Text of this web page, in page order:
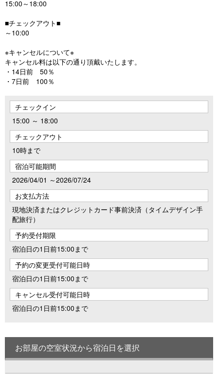
15:00～18:00
■チェックアウト■
～10:00
※キャンセルについて※
キャンセル料は以下の通り頂戴いたします。
・14日前 50％
・7日前 100％
チェックイン
15:00 ～ 18:00
チェックアウト
10時まで
宿泊可能期間
2026/04/01 ～2026/07/24
お支払方法
現地決済またはクレジットカード事前決済（タイムデザイン手
配旅行）
予約受付期限
宿泊日の1日前15:00まで
予約の変更受付可能日時
宿泊日の1日前15:00まで
キャンセル受付可能日時
宿泊日の1日前15:00まで
お部屋の空室状況から宿泊日を選択